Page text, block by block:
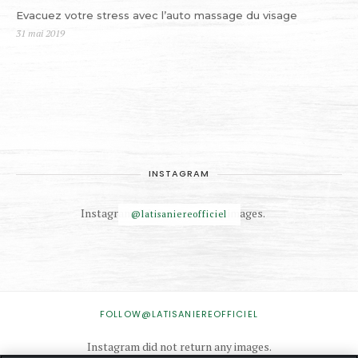
Evacuez votre stress avec l’auto massage du visage
Publié
31 mai 2019
INSTAGRAM
@latisaniereofficiel
Instagram did not return any images.
FOLLOW@LATISANIEREOFFICIEL
Instagram did not return any images.